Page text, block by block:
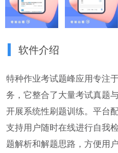
软件介绍
特种作业考试题峰应用专注
务，它整合了大量考试真题
开展系统性刷题训练。平台
支持用户随时在线进行自我
题解析和解题思路，方便用